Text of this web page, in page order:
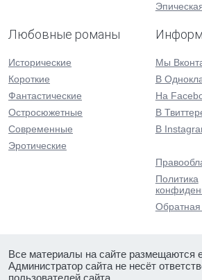
Любовные романы
Исторические
Короткие
Фантастические
Остросюжетные
Современные
Эротические
Мы
В
На
В
В
Политика
Обратная
Все материалы на сайте размещаются
Администратор сайта не несёт
пользователей сайта.